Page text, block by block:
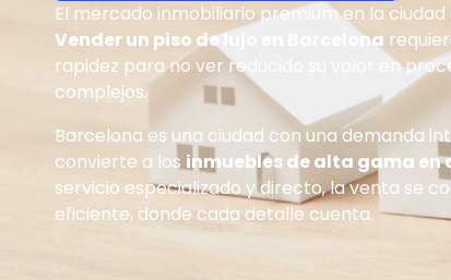
El mercado inmobiliario premium en la
Vender un piso de lujo en Barcelona
rapidez para no ver reducido su valor en
complejos.
Barcelona es una ciudad con una demanda
convierte a los inmuebles de alta gama
servicio especializado y directo, la venta se
eficiente, donde cada detalle cuenta.